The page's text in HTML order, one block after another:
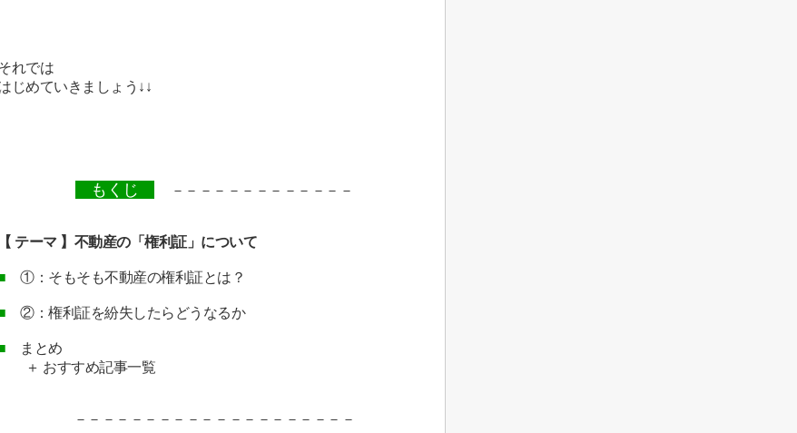
れでは
じめていきましょう↓↓
もくじ －－－－－－－－－－－－－
【 テーマ 】不動産の「権利証」について
①：そもそも不動産の権利証とは？
②：権利証を紛失したら どうなるか
まとめ
＋ おすすめ記事一覧
－－－－－－－－－－－－－－－－－－－－